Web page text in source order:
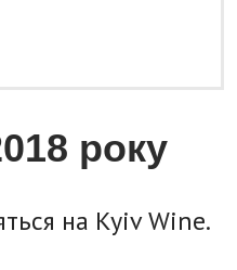
року
на Kyiv Wine.